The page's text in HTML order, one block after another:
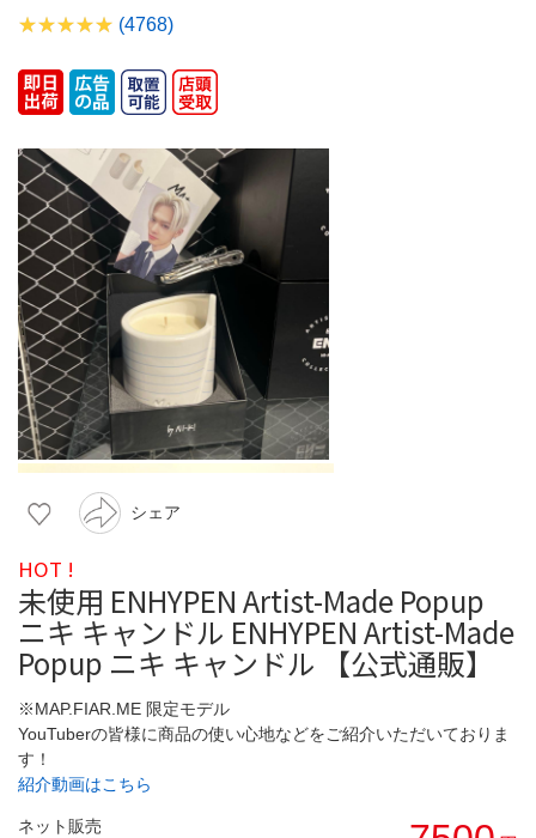
(4768)
シェア
HOT !
未使用 ENHYPEN Artist-Made Popup
ニキ キャンドル ENHYPEN Artist-Made
Popup ニキ キャンドル 【公式通販】
※MAP.FIAR.ME 限定モデル
YouTuberの皆様に商品の使い心地などをご紹介いただいておりま
す！
紹介動画はこちら
ネット販売